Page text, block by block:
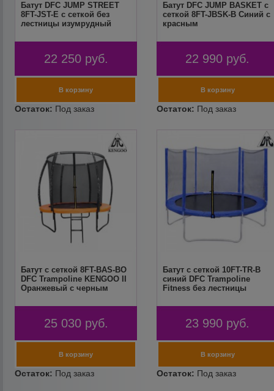
Батут DFC JUMP STREET
8FT-JST-E c сеткой без
лестницы изумрудный
22 250 руб.
Батут DFC JUMP BASKET с
сеткой 8FT-JBSK-B Синий с
красным
22 990 руб.
Батут с сеткой 8FT-BAS-BO
DFC Trampoline KENGOO II
Оранжевый с черным
25 030 руб.
Батут с сеткой 10FT-TR-B
синий DFC Trampoline
Fitness без лестницы
23 990 руб.